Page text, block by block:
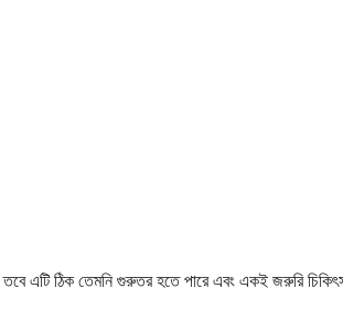
এটি ঠিক তেমনি গুরুতর হতে পারে এবং একই জরুরি